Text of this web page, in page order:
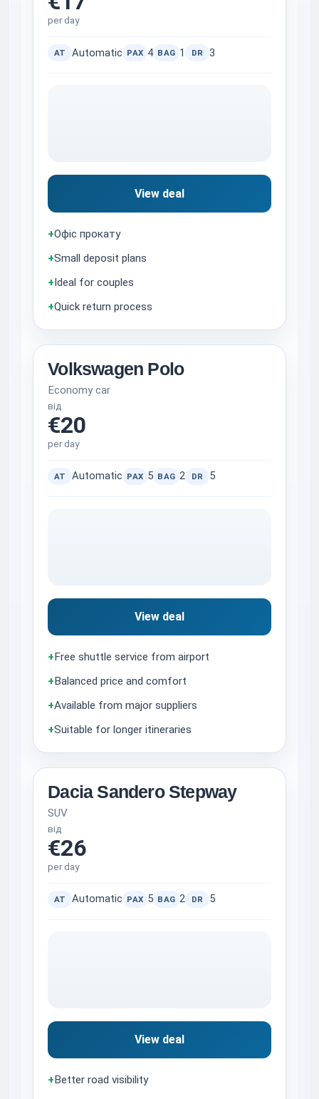
per day
AT Automatic PAX 4 BAG 1 DR 3
View deal
+Офіс прокату
+Small deposit plans
+Ideal for couples
+Quick return process
Volkswagen Polo
Economy car
від
€20
per day
AT Automatic PAX 5 BAG 2 DR 5
View deal
+Free shuttle service from airport
+Balanced price and comfort
+Available from major suppliers
+Suitable for longer itineraries
Dacia Sandero Stepway
SUV
від
€26
per day
AT Automatic PAX 5 BAG 2 DR 5
View deal
+Better road visibility